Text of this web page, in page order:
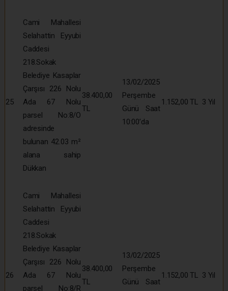
25
Cami Mahallesi
Selahattin Eyyubi
Caddesi
218.Sokak
Belediye Kasaplar
Çarşısı 226 Nolu
Ada 67 Nolu
parsel No:8/O
adresinde
bulunan 42.03 m²
alana sahip
Dükkan
38.400,00
TL
13/02/2025
Perşembe
Günü Saat
10:00’da
1.152,00 TL 3 Yıl
26
Cami Mahallesi
Selahattin Eyyubi
Caddesi
218.Sokak
Belediye Kasaplar
Çarşısı 226 Nolu
Ada 67 Nolu
parsel No:8/R
38.400,00
TL
13/02/2025
Perşembe
Günü Saat
1.152,00 TL 3 Yıl